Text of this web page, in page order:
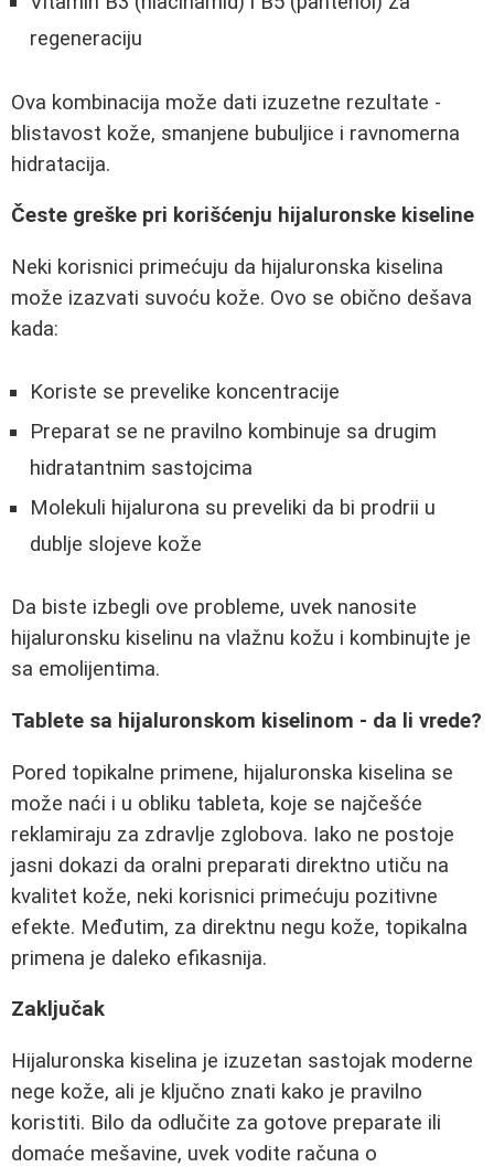
regeneraciju
Ova kombinacija može dati izuzetne rezultate -
blistavost kože, smanjene bubuljice i ravnomerna
hidratacija.
Česte greške pri korišćenju hijaluronske kiseline
Neki korisnici primećuju da hijaluronska kiselina
može izazvati suvoću kože. Ovo se obično dešava
kada:
Koriste se prevelike koncentracije
Preparat se ne pravilno kombinuje sa drugim
hidratantnim sastojcima
Molekuli hijalurona su preveliki da bi prodrii u
dublje slojeve kože
Da biste izbegli ove probleme, uvek nanosite
hijaluronsku kiselinu na vlažnu kožu i kombinujte je
sa emolijentima.
Tablete sa hijaluronskom kiselinom - da li vrede?
Pored topikalne primene, hijaluronska kiselina se
može naći i u obliku tableta, koje se najčešće
reklamiraju za zdravlje zglobova. Iako ne postoje
jasni dokazi da oralni preparati direktno utiču na
kvalitet kože, neki korisnici primećuju pozitivne
efekte. Međutim, za direktnu negu kože, topikalna
primena je daleko efikasnija.
Zaključak
Hijaluronska kiselina je izuzetan sastojak moderne
nege kože, ali je ključno znati kako je pravilno
koristiti. Bilo da odlučite za gotove preparate ili
domaće mešavine, uvek vodite računa o